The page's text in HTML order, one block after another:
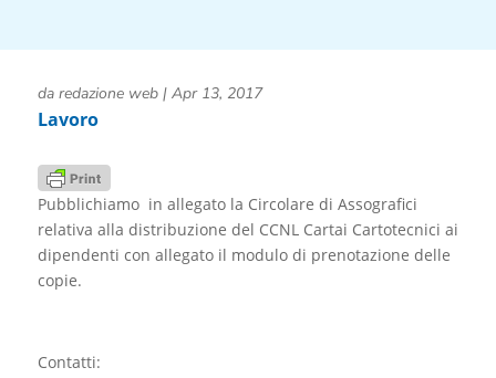
da redazione web| Apr 13, 2017
Lavoro
Pubblichiamo in allegato la Circolare di Assografici
relativa alla distribuzione del CCNL Cartai Cartotecnici ai
dipendenti con allegato il modulo di prenotazione delle
copie.
Contatti: